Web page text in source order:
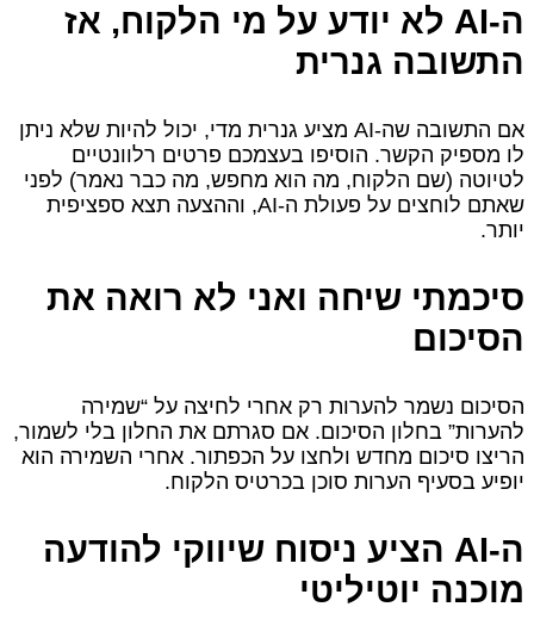
ה‑AI לא יודע על מי הלקוח, אז
התשובה גנרית
אם התשובה שה‑AI מציע גנרית מדי, יכול להיות שלא ניתן
לו מספיק הקשר. הוסיפו בעצמכם פרטים רלוונטיים
לטיוטה (שם הלקוח, מה הוא מחפש, מה כבר נאמר) לפני
שאתם לוחצים על פעולת ה‑AI, וההצעה תצא ספציפית
יותר.
סיכמתי שיחה ואני לא רואה את
הסיכום
הסיכום נשמר להערות רק אחרי לחיצה על “שמירה
להערות” בחלון הסיכום. אם סגרתם את החלון בלי לשמור,
הריצו סיכום מחדש ולחצו על הכפתור. אחרי השמירה הוא
יופיע בסעיף הערות סוכן בכרטיס הלקוח.
ה‑AI הציע ניסוח שיווקי להודעה
מוכנה יוטיליטי